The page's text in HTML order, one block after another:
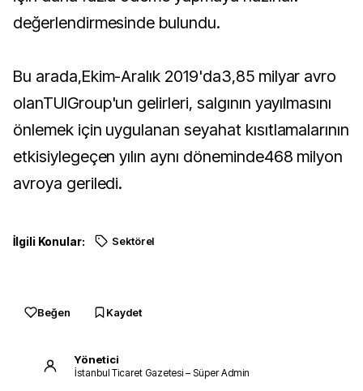
değerlendirmesinde bulundu.
Bu arada,Ekim-Aralık 2019'da3,85 milyar avro
olanTUIGroup'un gelirleri, salgının yayılmasını
önlemek için uygulanan seyahat kısıtlamalarının
etkisiylegeçen yılın aynı döneminde468 milyon
avroya geriledi.
İlgili Konular: Sektörel
Beğen Kaydet
Yönetici
İstanbul Ticaret Gazetesi – Süper Admin